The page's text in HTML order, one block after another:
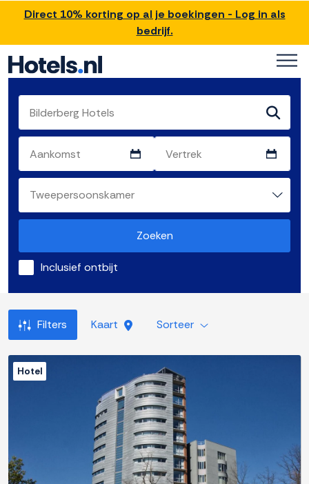
Direct 10% korting op al je boekingen - Log in als
bedrijf.
Zoeken
Inclusief ontbijt
Filters Kaart Sorteer
Hotel